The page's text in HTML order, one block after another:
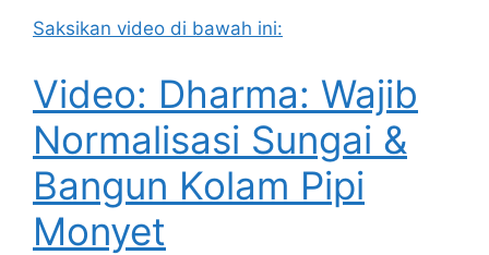
Saksikan video di bawah ini:
Video: Dharma: Wajib
Normalisasi Sungai &
Bangun Kolam Pipi
Monyet